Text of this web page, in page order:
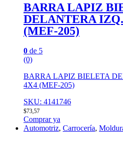
BARRA LAPIZ
DELANTERA
(MEF-205)
0 de 5
(0)
BARRA LAPIZ BIELETA
4X4 (MEF-205)
SKU: 4141746
$73,57
Comprar ya
Automotriz, Carrocería,